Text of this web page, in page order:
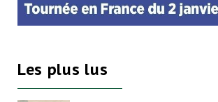
Les plus lus